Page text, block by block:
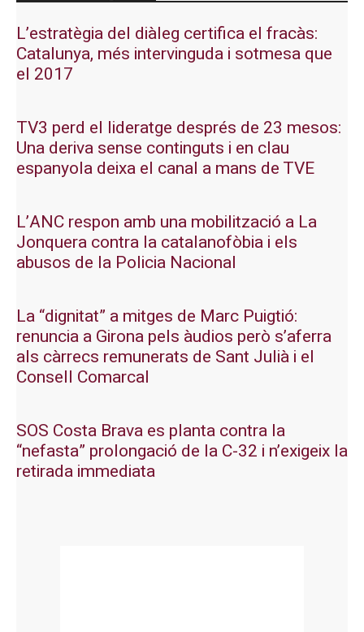
L’estratègia del diàleg certifica el fracàs:
Catalunya, més intervinguda i sotmesa que
el 2017
TV3 perd el lideratge després de 23 mesos:
Una deriva sense continguts i en clau
espanyola deixa el canal a mans de TVE
L’ANC respon amb una mobilització a La
Jonquera contra la catalanofòbia i els
abusos de la Policia Nacional
La “dignitat” a mitges de Marc Puigtió:
renuncia a Girona pels àudios però s’aferra
als càrrecs remunerats de Sant Julià i el
Consell Comarcal
SOS Costa Brava es planta contra la
“nefasta” prolongació de la C-32 i n’exigeix la
retirada immediata